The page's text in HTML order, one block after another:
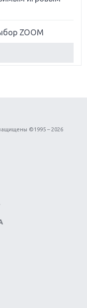
ZOOM
эволюции
Spider-Man и
Америки
Microsoft и
South Park и
©1995 – 2026